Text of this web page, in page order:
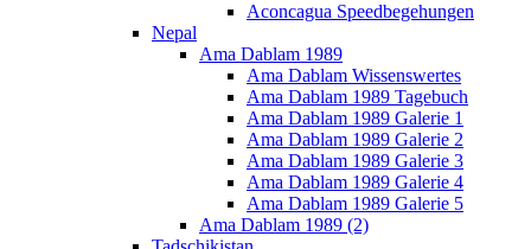
Aconcagua Speedbegehungen
Nepal
Ama Dablam 1989
Ama Dablam Wissenswertes
Ama Dablam 1989 Tagebuch
Ama Dablam 1989 Galerie 1
Ama Dablam 1989 Galerie 2
Ama Dablam 1989 Galerie 3
Ama Dablam 1989 Galerie 4
Ama Dablam 1989 Galerie 5
Ama Dablam 1989 (2)